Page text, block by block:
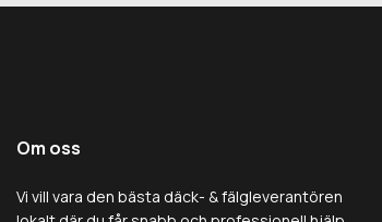
Om oss
Vi vill vara den bästa däck- & fälgleverantören